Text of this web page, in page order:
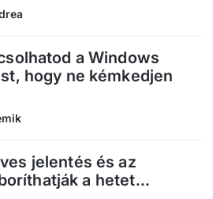
a Windows
hogy ne kémkedjen
jelentés és az
a hetet...